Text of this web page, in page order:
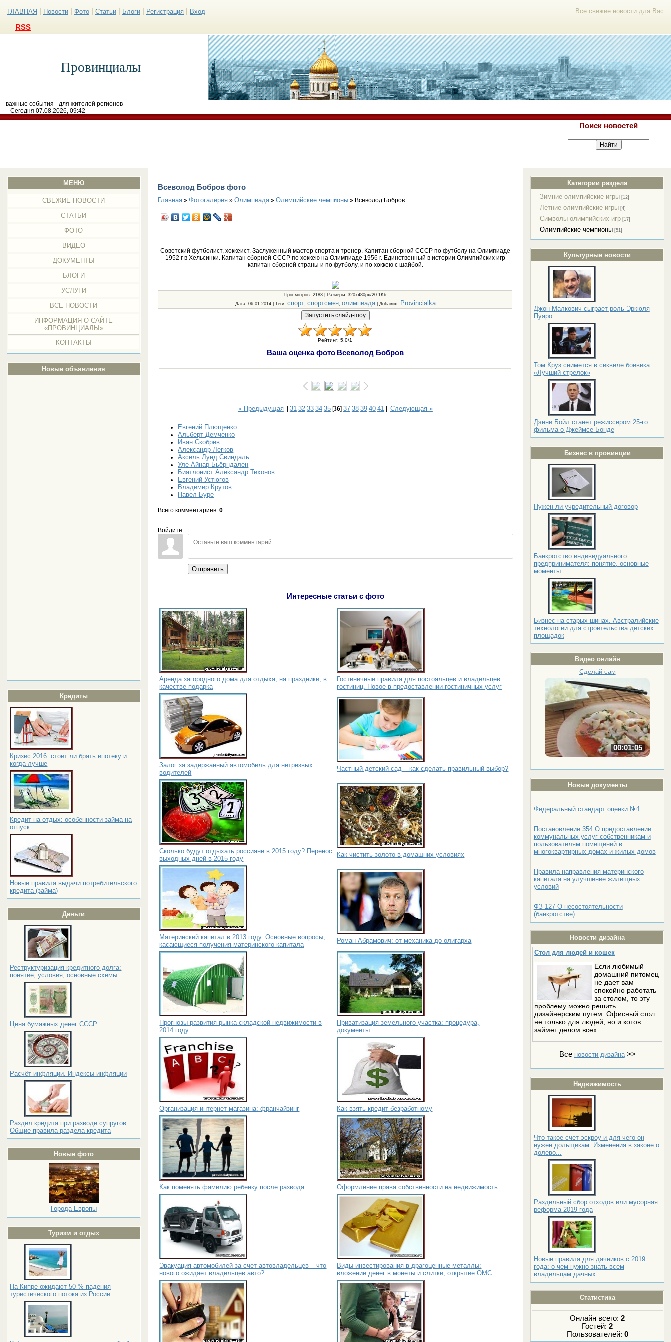
Все свежие новости для Вас
ГЛАВНАЯ Новости Фото Статьи Блоги Регистрация Вход
RSS
Провинциалы
важные события - для жителей регионов
Сегодня 07.08.2026, 09:42
Поиск новостей
МЕНЮ
СВЕЖИЕ НОВОСТИ
СТАТЬИ
ФОТО
ВИДЕО
ДОКУМЕНТЫ
БЛОГИ
УСЛУГИ
ВСЕ НОВОСТИ
ИНФОРМАЦИЯ О САЙТЕ
«ПРОВИНЦИАЛЫ»
КОНТАКТЫ
Новые объявления
Кредиты
Кризис 2016: стоит ли брать ипотеку и
когда лучше
Кредит на отдых: особенности займа на
отпуск
Новые правила выдачи потребительского
кредита (займа)
Деньги
Реструктуризация кредитного долга:
понятие, условия, основные схемы
Цена бумажных денег СССР
Расчёт инфляции. Индексы инфляции
Раздел кредита при разводе супругов.
Общие правила раздела кредита
Новые фото
Города Европы
Туризм и отдых
На Кипре ожидают 50 % падения
туристического потока из России
Категории раздела
Зимние олимпийские игры [12]
Летние олимпийские игры [4]
Символы олимпийских игр [17]
Олимпийские чемпионы [51]
Культурные новости
Джон Малкович сыграет роль Эркюля
Пуаро
Том Круз снимется в сиквеле боевика
«Лучший стрелок»
Дэнни Бойл станет режиссером 25-го
фильма о Джеймсе Бонде
Бизнес в провинции
Нужен ли учредительный договор
Банкротство индивидуального
предпринимателя: понятие, основные
моменты
Бизнес на старых шинах. Австралийские
технологии для строительства детских
площадок
Видео онлайн
Сделай сам
00:01:05
Новые документы
Федеральный стандарт оценки №1
Постановление 354 О предоставлении
коммунальных услуг собственникам и
пользователям помещений в
многоквартирных домах и жилых домов
Правила направления материнского
капитала на улучшение жилищных
условий
ФЗ 127 О несостоятельности
(банкротстве)
Новости дизайна
Стол для людей и кошек
Если любимый
домашний питомец
не дает вам
спокойно работать
за столом, то эту
проблему можно решить
дизайнерским путем. Офисный стол
не только для людей, но и котов
займет делом всех.
Все новости дизайна>>
Недвижимость
Что такое счет эскроу и для чего он
нужен дольщикам. Изменения в законе о
долево...
Раздельный сбор отходов или мусорная
реформа 2019 года
Новые правила для дачников с 2019
года: о чем нужно знать всем
владельцам дачных...
Статистика
Онлайн всего:2
Гостей:2
Пользователей: 0
Всеволод Бобров фото
Главная »Фотогалерея »Олимпиада »Олимпийские чемпионы » Всеволод Бобров
Советский футболист, хоккеист. Заслуженный мастер спорта и тренер. Капитан сборной СССР по футболу на Олимпиаде
1952 г в Хельсинки. Капитан сборной СССР по хоккею на Олимпиаде 1956 г. Единственный в истории Олимпийских игр
капитан сборной страны и по футболу, и по хоккею с шайбой.
Просмотров: 2183 | Размеры: 320x480px/20.1Kb
Дата: 06.01.2014 | Теги: спорт, спортсмен олимпиада| Добавил: Provincialka
Рейтинг:5.0/1
Ваша оценка фото Всеволод Бобров
« Предыдущая| 31 32 33 34 35[36] 37 38 39 40 41 | Следующая »
Евгений Плющенко
Альберт Демченко
Иван Скобрев
Александр Легков
Аксель Лунд Свиндаль
Уле-А́йнар Бьёрндален
Биатлонист Александр Тихонов
Евгений Устюгов
Владимир Крутов
Павел Буре
Всего комментариев:0
Войдите:
Отправить
Интересные статьи с фото
Аренда загородного дома для отдыха, на праздники, в
качестве подарка
Гостиничные правила для постояльцев и владельцев
гостиниц. Новое в предоставлении гостиничных услуг
Залог за задержанный автомобиль для нетрезвых
водителей
Частный детский сад – как сделать правильный выбор?
Сколько будут отдыхать россияне в 2015 году? Перенос
выходных дней в 2015 году
Как чистить золото в домашних условиях
Материнский капитал в 2013 году. Основные вопросы,
касающиеся получения материнского капитала
Роман Абрамович: от механика до олигарха
Прогнозы развития рынка складской недвижимости в
2014 году
Приватизация земельного участка: процедура,
документы
Организация интернет-магазина: франчайзинг Как взять кредит безработному
Как поменять фамилию ребенку после развода Оформление права собственности на недвижимость
Эвакуация автомобилей за счет автовладельцев – что
нового ожидает владельцев авто?
Виды инвестирования в драгоценные металлы:
вложение денег в монеты и слитки, открытие ОМС